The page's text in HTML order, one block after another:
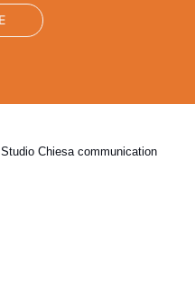
Studio Chiesa communication